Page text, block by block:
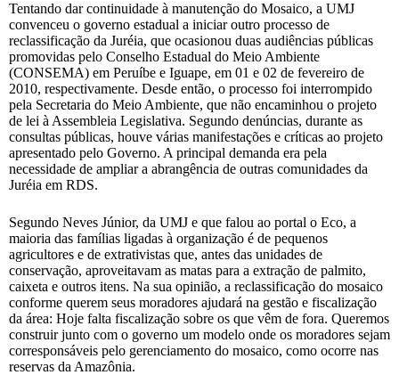
Tentando dar continuidade à manutenção do Mosaico, a UMJ
convenceu o governo estadual a iniciar outro processo de
reclassificação da Juréia, que ocasionou duas audiências públicas
promovidas pelo Conselho Estadual do Meio Ambiente
(CONSEMA) em Peruíbe e Iguape, em 01 e 02 de fevereiro de
2010, respectivamente. Desde então, o processo foi interrompido
pela Secretaria do Meio Ambiente, que não encaminhou o projeto
de lei à Assembleia Legislativa. Segundo denúncias, durante as
consultas públicas, houve várias manifestações e críticas ao projeto
apresentado pelo Governo. A principal demanda era pela
necessidade de ampliar a abrangência de outras comunidades da
Juréia em RDS.
Segundo Neves Júnior, da UMJ e que falou ao portal o Eco, a
maioria das famílias ligadas à organização é de pequenos
agricultores e de extrativistas que, antes das unidades de
conservação, aproveitavam as matas para a extração de palmito,
caixeta e outros itens. Na sua opinião, a reclassificação do mosaico
conforme querem seus moradores ajudará na gestão e fiscalização
da área: Hoje falta fiscalização sobre os que vêm de fora. Queremos
construir junto com o governo um modelo onde os moradores sejam
corresponsáveis pelo gerenciamento do mosaico, como ocorre nas
reservas da Amazônia.